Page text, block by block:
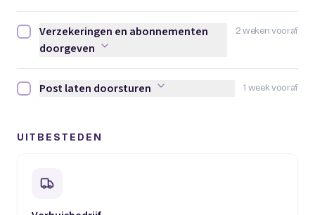
2 weken vooraf
Verzekeringen en abonnementen doorgeven afvinken
Verzekeringen en abonnementen
doorgeven
1 week vooraf
Post laten doorsturen afvinken
Post laten doorsturen
UITBESTEDEN